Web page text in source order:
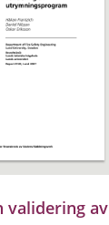
validering av